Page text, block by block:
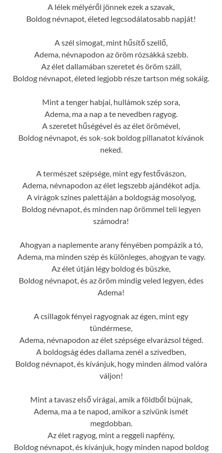
A lélek mélyéről jönnek ezek a szavak,
Boldog névnapot, életed legcsodálatosabb napját!
A szél simogat, mint hűsítő szellő,
Adema, névnapodon az öröm rózsákká szebb.
Az élet dallamában szeretet és öröm száll,
Boldog névnapot, életed legjobb része tartson még sokáig.
Mint a tenger habjai, hullámok szép sora,
Adema, ma a nap a te nevedben ragyog.
A szeretet hűségével és az élet örömével,
Boldog névnapot, és sok-sok boldog pillanatot kívánok
neked.
A természet szépsége, mint egy festővászon,
Adema, névnapodon az élet legszebb ajándékot adja.
A virágok színes palettáján a boldogság mosolyog,
Boldog névnapot, és minden nap örömmel teli legyen
számodra!
Ahogyan a naplemente arany fényében pompázik a tó,
Adema, ma minden szép és különleges, ahogyan te vagy.
Az élet útján légy boldog és büszke,
Boldog névnapot, és az öröm mindig veled legyen, édes
Adema!
A csillagok fényei ragyognak az égen, mint egy
tündérmese,
Adema, névnapodon az élet szépsége elvarázsol téged.
A boldogság édes dallama zenél a szívedben,
Boldog névnapot, és kívánjuk, hogy minden álmod valóra
váljon!
Mint a tavasz első virágai, amik a földből bújnak,
Adema, ma a te napod, amikor a szívünk ismét
megdobban.
Az élet ragyog, mint a reggeli napfény,
Boldog névnapot, és kívánjuk, hogy minden napod boldog